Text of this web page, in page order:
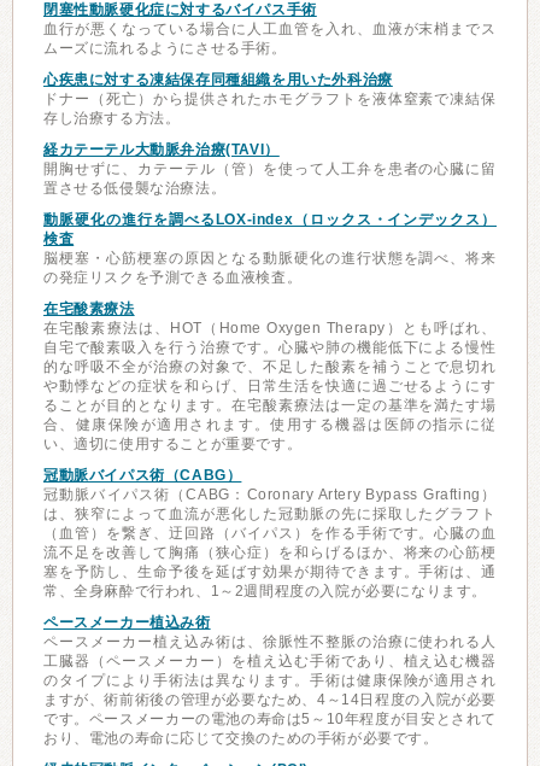
閉塞性動脈硬化症に対するバイパス手術
血行が悪くなっている場合に人工血管を入れ、血液が末梢までス
ムーズに流れるようにさせる手術。
心疾患に対する凍結保存同種組織を用いた外科治療
ドナー（死亡）から提供されたホモグラフトを液体窒素で凍結保
存し治療する方法。
経カテーテル大動脈弁治療(TAVI）
開胸せずに、カテーテル（管）を使って人工弁を患者の心臓に留
置させる低侵襲な治療法。
動脈硬化の進行を調べるLOX-index（ロックス・インデックス）
検査
脳梗塞・心筋梗塞の原因となる動脈硬化の進行状態を調べ、将来
の発症リスクを予測できる血液検査。
在宅酸素療法
在宅酸素療法は、HOT（Home Oxygen Therapy）とも呼ばれ、
自宅で酸素吸入を行う治療です。心臓や肺の機能低下による慢性
的な呼吸不全が治療の対象で、不足した酸素を補うことで息切れ
や動悸などの症状を和らげ、日常生活を快適に過ごせるようにす
ることが目的となります。在宅酸素療法は一定の基準を満たす場
合、健康保険が適用されます。使用する機器は医師の指示に従
い、適切に使用することが重要です。
冠動脈バイパス術（CABG）
冠動脈バイパス術（CABG：Coronary Artery Bypass Grafting）
は、狭窄によって血流が悪化した冠動脈の先に採取したグラフト
（血管）を繋ぎ、迂回路（バイパス）を作る手術です。心臓の血
流不足を改善して胸痛（狭心症）を和らげるほか、将来の心筋梗
塞を予防し、生命予後を延ばす効果が期待できます。手術は、通
常、全身麻酔で行われ、1～2週間程度の入院が必要になります。
ペースメーカー植込み術
ペースメーカー植え込み術は、徐脈性不整脈の治療に使われる人
工臓器（ペースメーカー）を植え込む手術であり、植え込む機器
のタイプにより手術法は異なります。手術は健康保険が適用され
ますが、術前術後の管理が必要なため、4～14日程度の入院が必要
です。ペースメーカーの電池の寿命は5～10年程度が目安とされて
おり、電池の寿命に応じて交換のための手術が必要です。